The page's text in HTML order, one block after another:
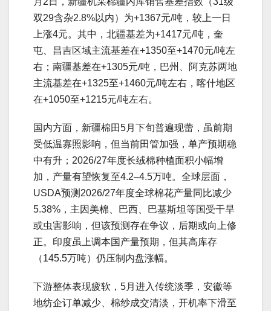
双29含杂2.8%以内）为+1367元/吨，较上一日
上涨4元。其中，北疆基差为+1417元/吨，奎
屯、昌吉区域主流基差在+1350至+1470元/吨左
右；南疆基差在+1305元/吨，巴州、阿克苏两地
主流基差在+1325至+1460元/吨左右，喀什地区
在+1050至+1215元/吨左右。
国内方面，新疆棉田5月下旬普遍现蕾，虽前期
受低温寡照影响，但当前田管加强，单产预期稳
中有升；2026/27年度长绒棉种植面积小幅增
加，产量有望恢复至4.2–4.5万吨。全球层面，
USDA预测2026/27年度全球棉花产量同比减少
5.38%，主因美棉、巴西、巴基斯坦等国受干旱
或虫害影响，但该预测存在争议，后期或向上修
正。印度虽上调本国产量预期，但其高库存
（145.5万吨）仍压制内盘涨幅。
下游整体表现疲软，5月进入传统淡季，安徽等
地纺企订单减少、棉纱成交清淡，开机率下滑至